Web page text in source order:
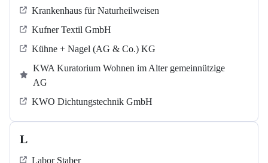
Krankenhaus für Naturheilweisen
Kufner Textil GmbH
Kühne + Nagel (AG & Co.) KG
KWA Kuratorium Wohnen im Alter gemeinnützige
AG
KWO Dichtungstechnik GmbH
L
Labor Staber